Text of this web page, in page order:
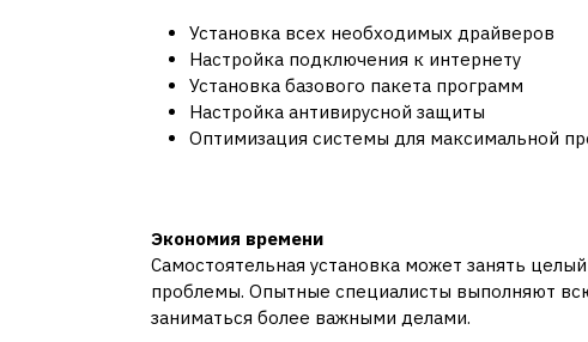
Установка всех необходимых драйверов
Настройка подключения к интернету
Установка базового пакета программ
Настройка антивирусной защиты
Оптимизация системы для максимальной
Экономия времени
Самостоятельная установка может занять
проблемы. Опытные специалисты выполняют
заниматься более важными делами.